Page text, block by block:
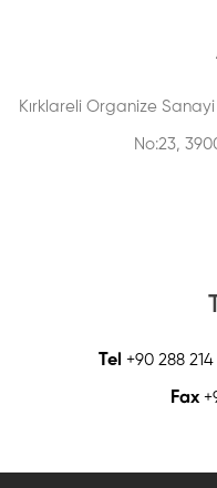
Kırklareli Organize Sanayi
No:23,
Tel +90 288 214
Fax